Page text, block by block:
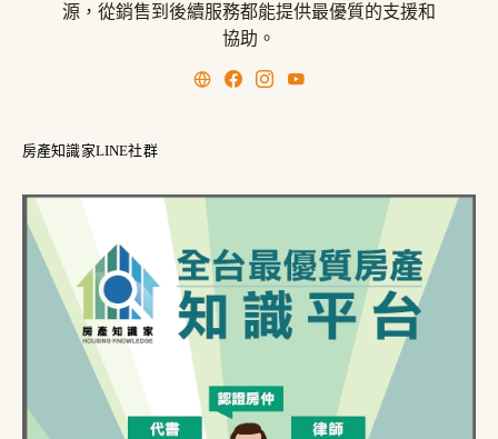
源，從銷售到後續服務都能提供最優質的支援和
協助。
房產知識家LINE社群